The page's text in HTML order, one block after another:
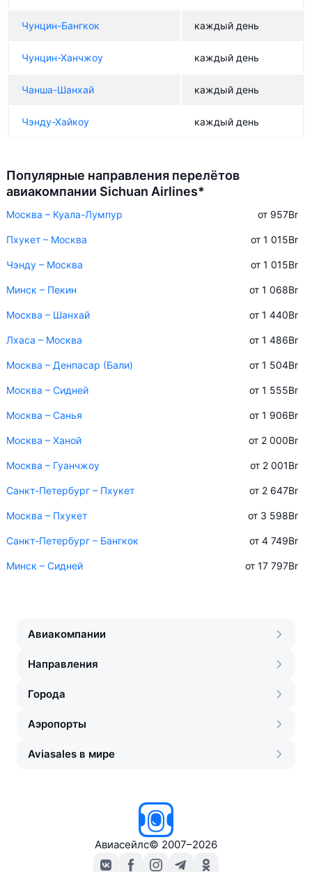
Чунцин-Бангкок каждый день
Чунцин-Ханчжоу каждый день
Чанша-Шанхай каждый день
Чэнду-Хайкоу каждый день
Популярные направления перелётов
авиакомпании Sichuan Airlines*
Москва – Куала-Лумпур от 957Br
Пхукет – Москва от 1 015Br
Чэнду – Москва от 1 015Br
Минск – Пекин от 1 068Br
Москва – Шанхай от 1 440Br
Лхаса – Москва от 1 486Br
Москва – Денпасар (Бали) от 1 504Br
Москва – Сидней от 1 555Br
Москва – Санья от 1 906Br
Москва – Ханой от 2 000Br
Москва – Гуанчжоу от 2 001Br
Санкт-Петербург – Пхукет от 2 647Br
Москва – Пхукет от 3 598Br
Санкт-Петербург – Бангкок от 4 749Br
Минск – Сидней от 17 797Br
Авиакомпании
Направления
Города
Аэропорты
Aviasales в мире
Авиасейлс© 2007–2026